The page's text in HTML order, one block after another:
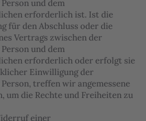
und dem
erforderlich ist. Ist die
für den Abschluss oder die
Vertrags zwischen der
und dem
erforderlich oder erfolgt sie
Einwilligung der
treffen wir angemessene
um die Rechte und Freiheiten zu
einer